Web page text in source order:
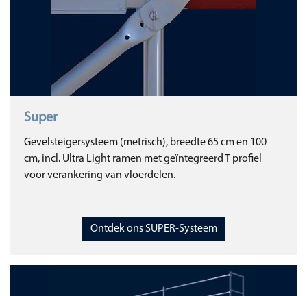
Super
Gevelsteigersysteem (metrisch), breedte 65 cm en 100
cm, incl. Ultra Light ramen met geïntegreerd T profiel
voor verankering van vloerdelen.
Ontdek ons SUPER-Systeem